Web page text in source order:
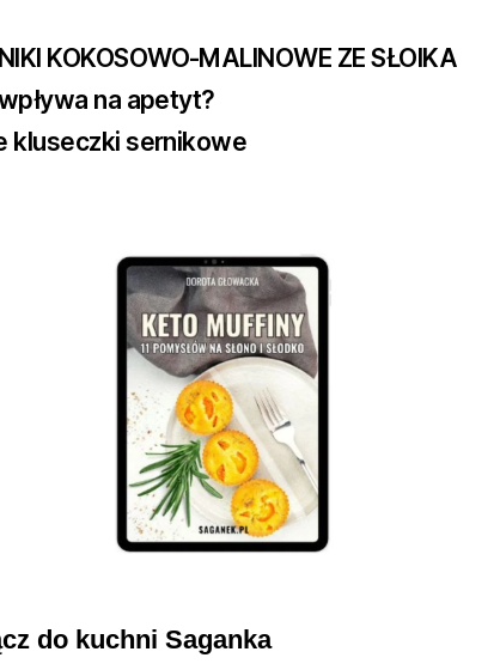
KOKOSOWO-MALINOWE ZE SŁOIKA
na apetyt?
kluseczki sernikowe
do kuchni Saganka